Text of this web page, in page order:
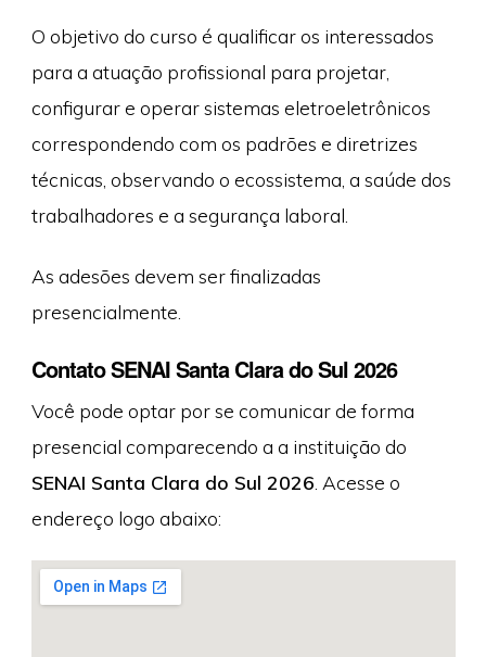
O objetivo do curso é qualificar os interessados
para a atuação profissional para projetar,
configurar e operar sistemas eletroeletrônicos
correspondendo com os padrões e diretrizes
técnicas, observando o ecossistema, a saúde dos
trabalhadores e a segurança laboral.
As adesões devem ser finalizadas
presencialmente.
Contato SENAI Santa Clara do Sul 2026
Você pode optar por se comunicar de forma
presencial comparecendo a a instituição do
SENAI Santa Clara do Sul 2026 . Acesse o
endereço logo abaixo: